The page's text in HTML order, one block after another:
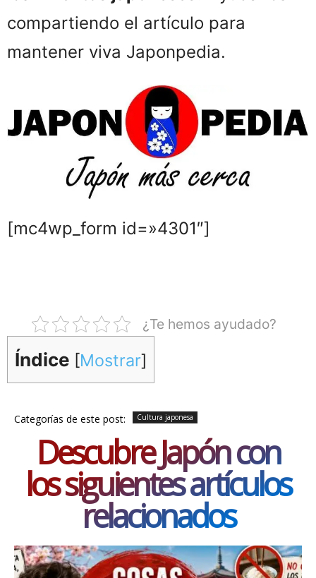
compartiendo el artículo para
mantener viva Japonpedia.
[mc4wp_form id=»4301″]
¿Te hemos ayudado?
Índice [Mostrar]
Categorías de este post: Cultura japonesa
Descubre Japón con
los siguientes artículos
relacionados